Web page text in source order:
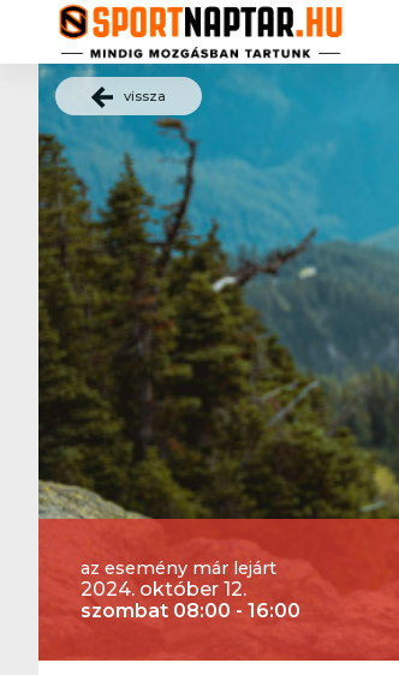
vissza
az esemény már lejárt
2024. október 12.
szombat 08:00 - 16:00